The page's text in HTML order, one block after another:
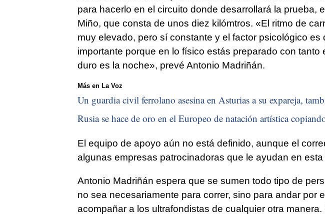
para hacerlo en el circuito donde desarrollará la prueba,
Miño, que consta de unos diez kilómtros. «El ritmo de
muy elevado, pero sí constante y el factor psicológico es
importante porque en lo físico estás preparado con tanto
duro es la noche», prevé Antonio Madriñán.
Más en La Voz
Un guardia civil ferrolano asesina en Asturias a su expareja,
Rusia se hace de oro en el Europeo de natación artística
El equipo de apoyo aún no está definido, aunque el
algunas empresas patrocinadoras que le ayudan en
Antonio Madriñán espera que se sumen todo tipo de
no sea necesariamente para correr, sino para andar por
acompañar a los ultrafondistas de cualquier otra